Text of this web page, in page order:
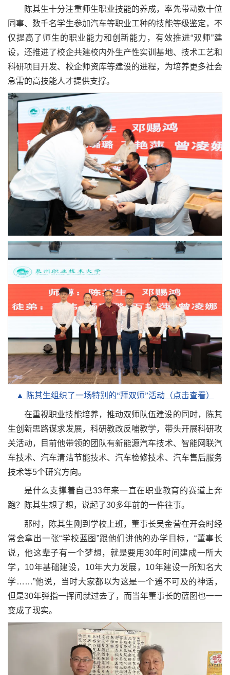
陈其生十分注重师生职业技能的养成，率先带动数十位
同事、数千名学生参加汽车等职业工种的技能等级鉴定，不
仅提高了师生的职业能力和创新能力，有效推进“双师”建
设，还推进了校企共建校内外生产性实训基地、技术工艺和
科研项目开发、校企师资库等建设的进程，为培养更多社会
急需的高技能人才提供支撑。
▲ 陈其生组织了一场特别的“拜双师”活动（点击查看）
在重视职业技能培养，推动双师队伍建设的同时，陈其
生创新思路谋求发展，科研教改反哺教学，带头开展科研攻
关活动，目前他带领的团队有新能源汽车技术、智能网联汽
车技术、汽车清洁节能技术、汽车检修技术、汽车售后服务
技术等5个研究方向。
是什么支撑着自己33年来一直在职业教育的赛道上奔
跑？陈其生想了想，说起了30多年前的一件往事。
那时，陈其生刚到学校上班，董事长吴金营在开会时经
常会拿出一张“学校蓝图”跟他们讲他的办学目标，“董事长
说，他这辈子有一个梦想，就是要用30年时间建成一所大
学，10年基础建设，10年大力发展，10年建设一所知名大
学……”他说，当时大家都以为这是一个遥不可及的神话，
但是30年弹指一挥间就过去了，而当年董事长的蓝图也一一
变成了现实。